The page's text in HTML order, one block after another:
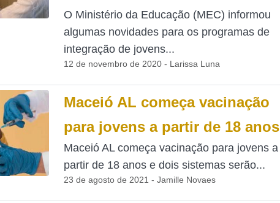
O Ministério da Educação (MEC) informou
algumas novidades para os programas de
integração de jovens...
12 de novembro de 2020 - Larissa Luna
Maceió AL começa vacinação
para jovens a partir de 18 anos
Maceió AL começa vacinação para jovens a
partir de 18 anos e dois sistemas serão...
23 de agosto de 2021 - Jamille Novaes